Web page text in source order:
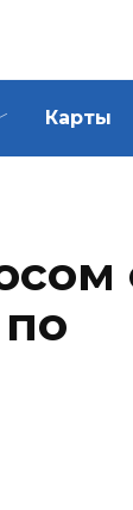
Карты